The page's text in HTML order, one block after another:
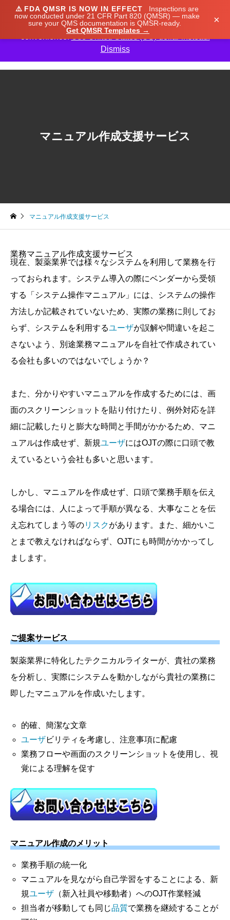
⚠️ FDA QMSR IS NOW IN EFFECT
Inspections are
now conducted under 21 CFR Part 820 (QMSR) — make
sure your QMS documentation is QMSR-ready.
Get QMSR Templates →
×
マニュアル作成支援サービス
マニュアル作成支援サービス
業務マニュアル作成支援サービス
現在、製薬業界では様々なシステムを利用して業務を行
っておられます。システム導入の際にベンダーから受領
する「システム操作マニュアル」には、システムの操作
方法しか記載されていないため、実際の業務に則してお
らず、システムを利用するユーザが誤解や間違いを起こ
さないよう、別途業務マニュアルを自社で作成されてい
る会社も多いのではないでしょうか？
また、分かりやすいマニュアルを作成するためには、画
面のスクリーンショットを貼り付けたり、例外対応を詳
細に記載したりと膨大な時間と手間がかかるため、マニ
ュアルは作成せず、新規ユーザにはOJTの際に口頭で教
えているという会社も多いと思います。
しかし、マニュアルを作成せず、口頭で業務手順を伝え
る場合には、人によって手順が異なる、大事なことを伝
え忘れてしまう等のリスクがあります。また、細かいこ
とまで教えなければならず、OJTにも時間がかかってし
まします。
ご提案サービス
製薬業界に特化したテクニカルライターが、貴社の業務
を分析し、実際にシステムを動かしながら貴社の業務に
即したマニュアルを作成いたします。
的確、簡潔な文章
ユーザビリティを考慮し、注意事項に配慮
業務フローや画面のスクリーンショットを使用し、視
覚による理解を促す
マニュアル作成のメリット
業務手順の統一化
マニュアルを見ながら自己学習をすることによる、新
規ユーザ（新入社員や移動者）へのOJT作業軽減
担当者が移動しても同じ品質で業務を継続することが
We noticed you're visiting from Japan. We've updated
our prices to Japanese yen for your shopping
convenience.Use United States (US) dollar instead.
Dismiss